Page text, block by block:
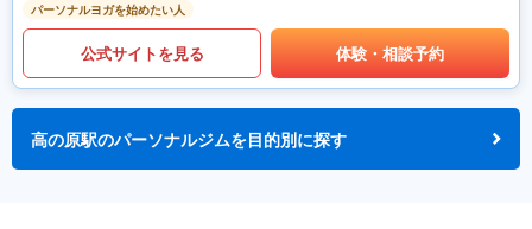
パーソナルヨガを始めたい人
公式サイトを見る 体験・相談予約
高の原駅のパーソナルジムを目的別に探す